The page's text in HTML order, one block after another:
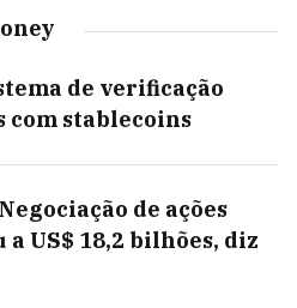
de verificação
stablecoins
de ações
US$ 18,2 bilhões, diz